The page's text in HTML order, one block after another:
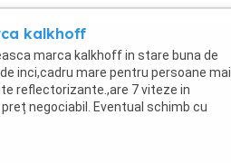
kalkhoff
marca kalkhoff in stare buna de
inci,cadru mare pentru persoane mai
reflectorizante.,are 7 viteze in
negociabil. Eventual schimb cu